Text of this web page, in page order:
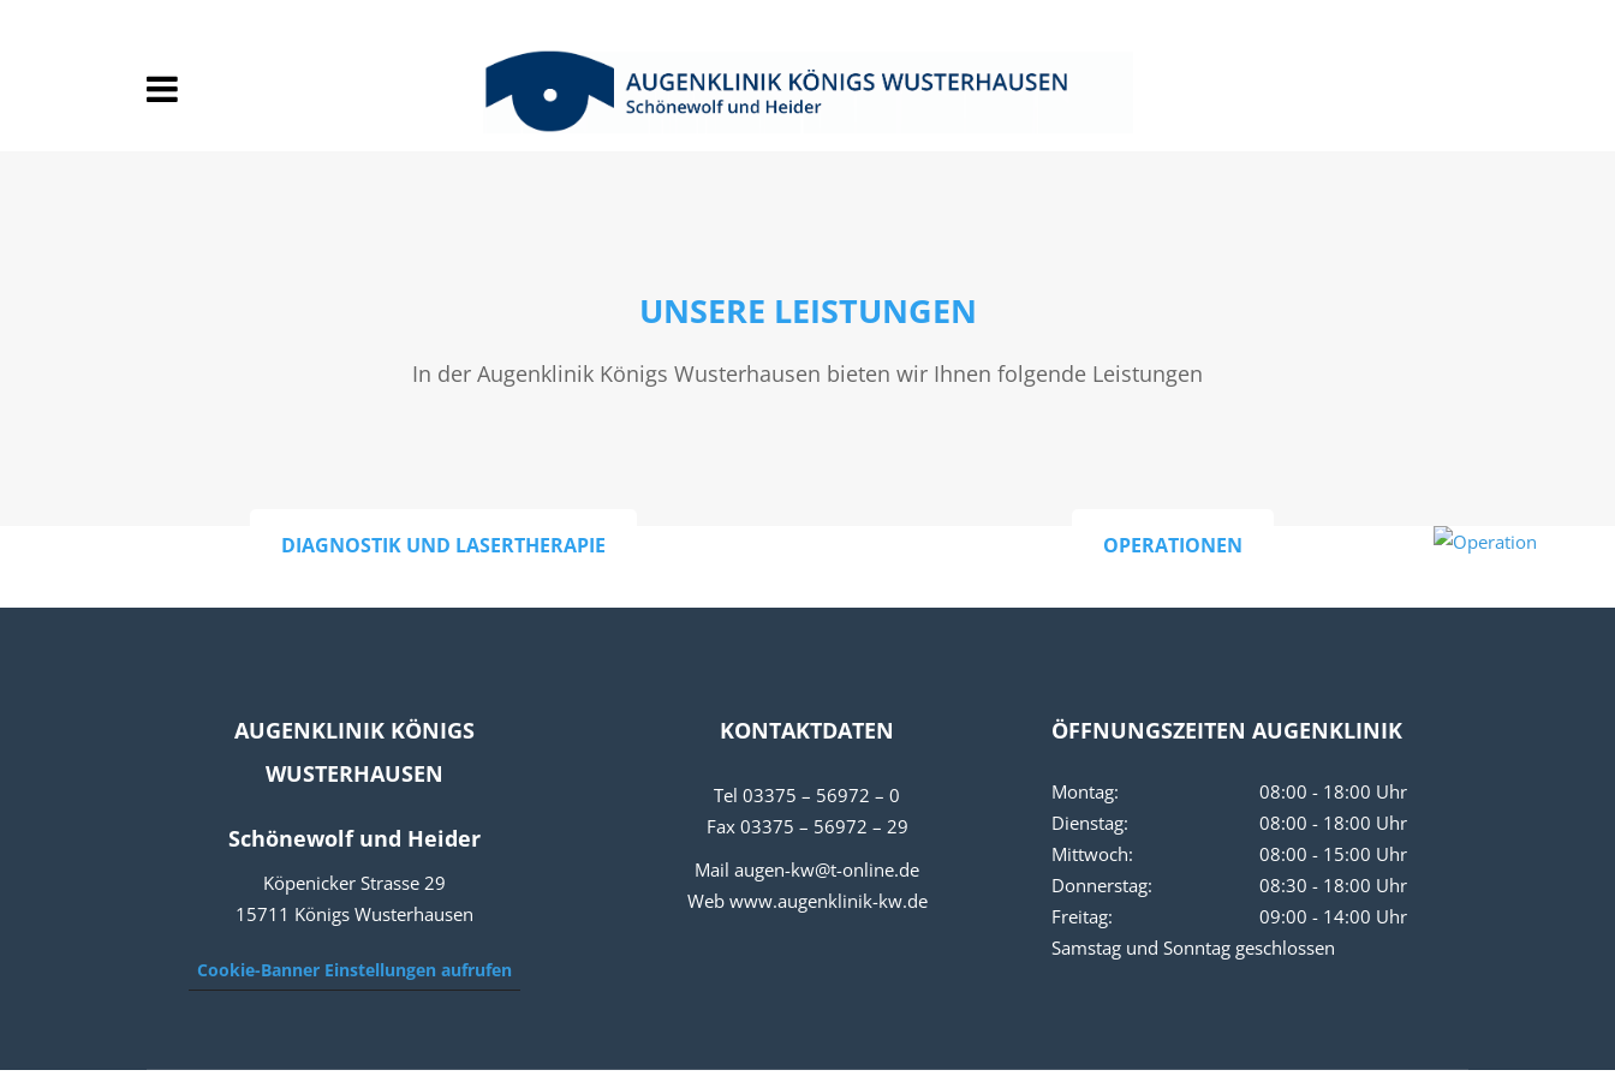
UNSERE LEISTUNGEN
In der Augenklinik Königs Wusterhausen bieten wir Ihnen folgende Leistungen
DIAGNOSTIK UND LASERTHERAPIE OPERATIONEN
AUGENKLINIK KÖNIGS
WUSTERHAUSEN
Schönewolf und Heider
Köpenicker Strasse 29
15711 Königs Wusterhausen
Cookie-Banner Einstellungen aufrufen
KONTAKTDATEN
Tel 03375 – 56972 – 0
Fax 03375 – 56972 – 29
Mail augen-kw@t-online.de
Web www.augenklinik-kw.de
ÖFFNUNGSZEITEN AUGENKLINIK
Montag:
08:00 - 18:00 Uhr
Dienstag:
08:00 - 18:00 Uhr
Mittwoch:
08:00 - 15:00 Uhr
Donnerstag:
08:30 - 18:00 Uhr
Freitag:
09:00 - 14:00 Uhr
Samstag und Sonntag geschlossen